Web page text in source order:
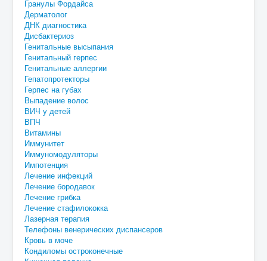
Гранулы Фордайса
Дерматолог
ДНК диагностика
Дисбактериоз
Генитальные высыпания
Генитальный герпес
Генитальные аллергии
Гепатопротекторы
Герпес на губах
Выпадение волос
ВИЧ у детей
ВПЧ
Витамины
Иммунитет
Иммуномодуляторы
Импотенция
Лечение инфекций
Лечение бородавок
Лечение грибка
Лечение стафилококка
Лазерная терапия
Телефоны венерических диспансеров
Кровь в моче
Кондиломы остроконечные